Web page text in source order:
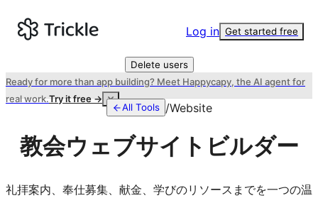
Log in Get started free
Delete users
Ready for more than app building? Meet Happycapy, the AI agent for
real work.Try it free →
All Tools /Website
教会ウェブサイトビルダー
礼拝案内、奉仕募集、献金、学びのリソースまでを一つの温